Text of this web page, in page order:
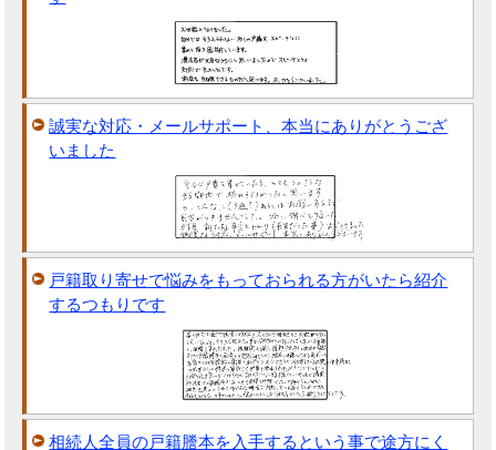
誠実な対応・メールサポート、本当にありがとうござ
いました
戸籍取り寄せで悩みをもっておられる方がいたら紹介
するつもりです
相続人全員の戸籍謄本を入手するという事で途方にく